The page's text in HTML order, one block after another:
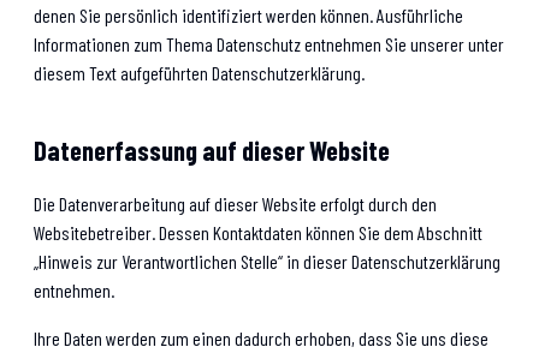
denen Sie persönlich identifiziert werden können. Ausführliche
Informationen zum Thema Datenschutz entnehmen Sie unserer unter
diesem Text aufgeführten Datenschutzerklärung.
Datenerfassung auf dieser Website
Die Datenverarbeitung auf dieser Website erfolgt durch den
Websitebetreiber. Dessen Kontaktdaten können Sie dem Abschnitt
„Hinweis zur Verantwortlichen Stelle“ in dieser Datenschutzerklärung
entnehmen.
Ihre Daten werden zum einen dadurch erhoben, dass Sie uns diese